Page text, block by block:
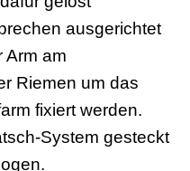
ausgerichtet
Arm am
Riemen um das
fixiert werden.
System gesteckt